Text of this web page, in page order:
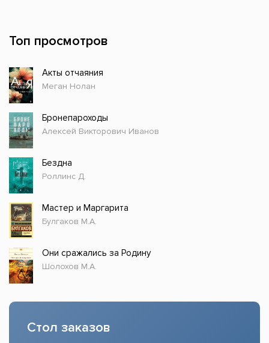
Топ просмотров
Акты отчаяния
Меган Нолан
Бронепароходы
Алексей Викторович Иванов
Бездна
Роллинс Д.
Мастер и Маргарита
Булгаков М.А.
Они сражались за Родину
Шолохов М.А.
Стол заказов